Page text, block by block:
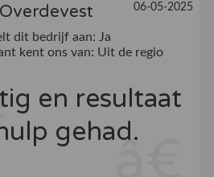
06-05-2025
dit bedrijf aan: Ja
kent ons van: Uit de regio
en resultaat
gehad.